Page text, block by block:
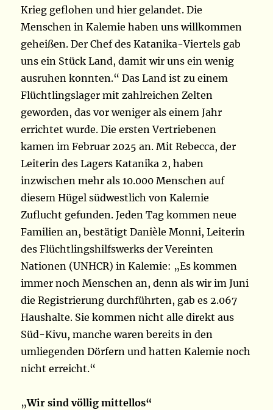
Krieg geflohen und hier gelandet. Die
Menschen in Kalemie haben uns willkommen
geheißen. Der Chef des Katanika-Viertels gab
uns ein Stück Land, damit wir uns ein wenig
ausruhen konnten.“ Das Land ist zu einem
Flüchtlingslager mit zahlreichen Zelten
geworden, das vor weniger als einem Jahr
errichtet wurde. Die ersten Vertriebenen
kamen im Februar 2025 an. Mit Rebecca, der
Leiterin des Lagers Katanika 2, haben
inzwischen mehr als 10.000 Menschen auf
diesem Hügel südwestlich von Kalemie
Zuflucht gefunden. Jeden Tag kommen neue
Familien an, bestätigt Danièle Monni, Leiterin
des Flüchtlingshilfswerks der Vereinten
Nationen (UNHCR) in Kalemie: „Es kommen
immer noch Menschen an, denn als wir im Juni
die Registrierung durchführten, gab es 2.067
Haushalte. Sie kommen nicht alle direkt aus
Süd-Kivu, manche waren bereits in den
umliegenden Dörfern und hatten Kalemie noch
nicht erreicht.“
„Wir sind völlig mittellos“